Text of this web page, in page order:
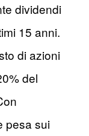
dividendi
15 anni.
di azioni
del
pesa sui